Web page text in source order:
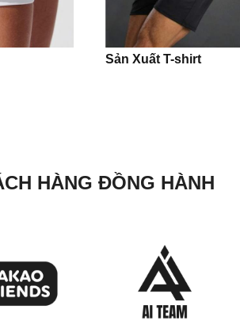
Sản Xuất T-shirt
HÀNG ĐỒNG HÀNH